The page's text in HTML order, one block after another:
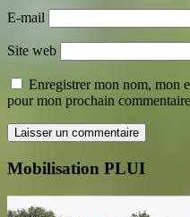
E-mail
Site web
Enregistrer mon nom, mon
pour mon prochain
Mobilisation PLUI